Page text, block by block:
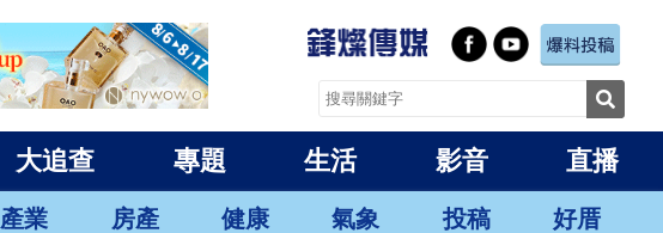
大追查 專題 生活 影音 直播
產業 房產 健康 氣象 投稿 好厝